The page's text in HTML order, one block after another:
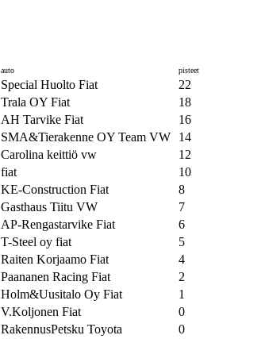
auto pisteet
Special Huolto Fiat
22
Trala OY Fiat
18
AH Tarvike Fiat
16
SMA&Tierakenne OY Team VW
14
Carolina keittiö vw
12
fiat
10
KE-Construction Fiat
8
Gasthaus Tiitu VW
7
AP-Rengastarvike Fiat
6
T-Steel oy fiat
5
Raiten Korjaamo Fiat
4
Paananen Racing Fiat
2
Holm&Uusitalo Oy Fiat
1
V.Koljonen Fiat
0
RakennusPetsku Toyota
0